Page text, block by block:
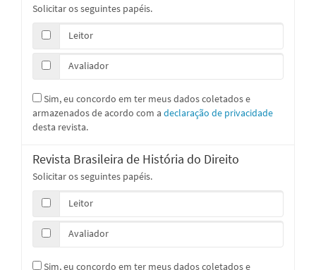
Solicitar os seguintes papéis.
Leitor
Avaliador
armazenados de acordo com a declaração de privacidade
desta revista.
Revista Brasileira de História do Direito
Solicitar os seguintes papéis.
Leitor
Avaliador